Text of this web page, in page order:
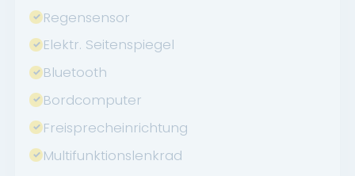
Regensensor
Elektr. Seitenspiegel
Bluetooth
Bordcomputer
Freisprecheinrichtung
Multifunktionslenkrad